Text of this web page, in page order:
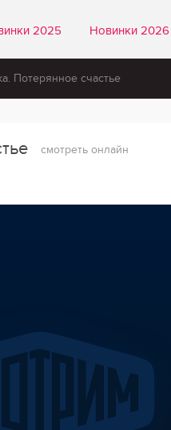
2025 Новинки 2026
Потерянное счастье
смотреть онлайн